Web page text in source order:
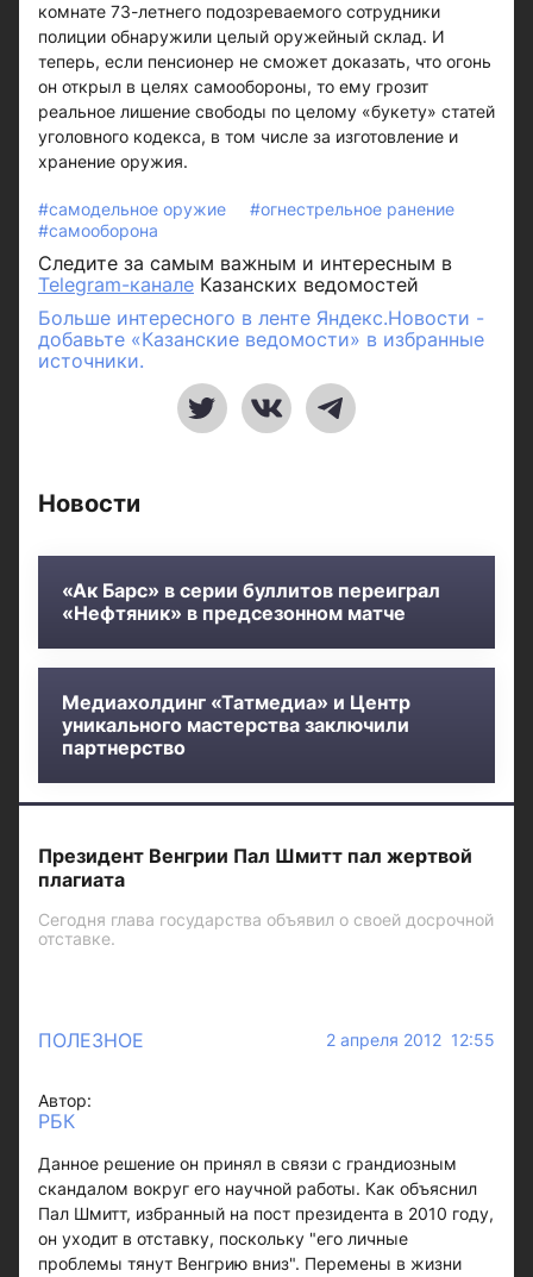
комнате 73-летнего подозреваемого сотрудники
полиции обнаружили целый оружейный склад. И
теперь, если пенсионер не сможет доказать, что огонь
он открыл в целях самообороны, то ему грозит
реальное лишение свободы по целому «букету» статей
уголовного кодекса, в том числе за изготовление и
хранение оружия.
#самодельное оружие
#огнестрельное ранение
#самооборона
Следите за самым важным и интересным в
Telegram-канале Казанских ведомостей
Больше интересного в ленте Яндекс.Новости -
добавьте «Казанские ведомости» в избранные
источники.
Новости
«Ак Барс» в серии буллитов переиграл
«Нефтяник» в предсезонном матче
Медиахолдинг «Татмедиа» и Центр
уникального мастерства заключили
партнерство
Президент Венгрии Пал Шмитт пал жертвой
плагиата
Сегодня глава государства объявил о своей досрочной
отставке.
ПОЛЕЗНОЕ 2 апреля 2012 12:55
Автор:
РБК
Данное решение он принял в связи с грандиозным
скандалом вокруг его научной работы. Как объяснил
Пал Шмитт, избранный на пост президента в 2010 году,
он уходит в отставку, поскольку "его личные
проблемы тянут Венгрию вниз". Перемены в жизни